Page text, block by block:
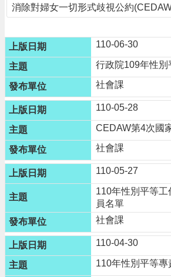
請
民
卡
進
階
搜
尋
大
園
區
介
紹
訊
息
消除對婦女一切形式歧視公約
110-06-30
行政院109年性別
社會課
110-05-28
CEDAW第4次國
社會課
110-05-27
110年性別平等
員名單
社會課
110-04-30
110年性別平等